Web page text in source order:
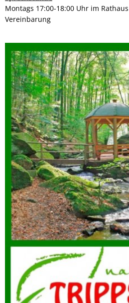
Montags 17:00-18:00 Uhr im
Vereinbarung